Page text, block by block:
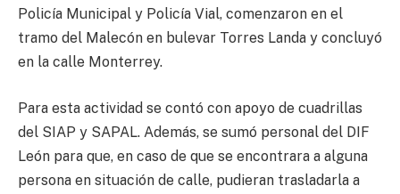
Policía Municipal y Policía Vial, comenzaron en el
tramo del Malecón en bulevar Torres Landa y concluyó
en la calle Monterrey.
Para esta actividad se contó con apoyo de cuadrillas
del SIAP y SAPAL. Además, se sumó personal del DIF
León para que, en caso de que se encontrara a alguna
persona en situación de calle, pudieran trasladarla a